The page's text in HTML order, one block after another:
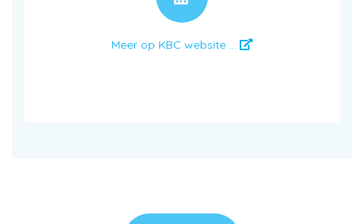
Meer op KBC website ...